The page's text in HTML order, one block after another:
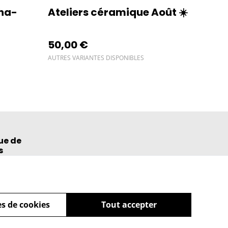
Ateliers céramique Août ☀️
50,00 €
AUTRES VARIANTES DISPONIBLES
de
Tout accepter
de cookies